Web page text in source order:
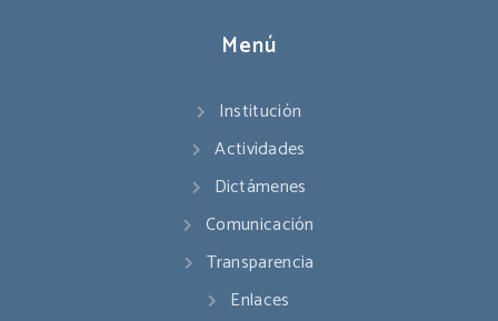
Menú
Institución
Actividades
Dictámenes
Comunicación
Transparencia
Enlaces